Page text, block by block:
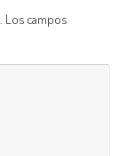
Los campos